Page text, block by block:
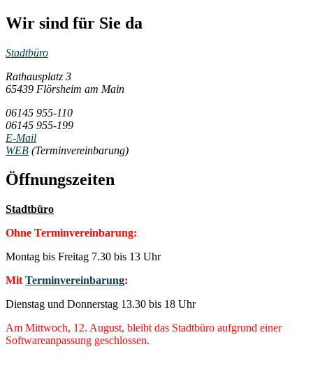
Wir sind für Sie da
Stadtbüro
Rathausplatz 3
65439 Flörsheim am Main
06145 955-110
06145 955-199
E-Mail
WEB (Terminvereinbarung)
Öffnungszeiten
Stadtbüro
Ohne Terminvereinbarung:
Montag bis Freitag 7.30 bis 13 Uhr
Mit Terminvereinbarung:
Dienstag und Donnerstag 13.30 bis 18 Uhr
Am Mittwoch, 12. August, bleibt das Stadtbüro aufgrund einer
Softwareanpassung geschlossen.